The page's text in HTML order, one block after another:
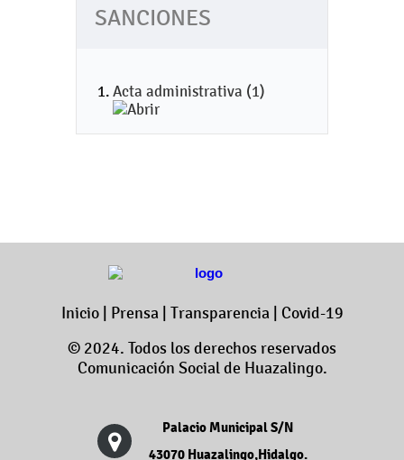
SANCIONES
Acta administrativa (1)
Inicio| Prensa Transparencia
Covid-19
© 2024. Todos los derechos reservados
Comunicación Social de Huazalingo.
Palacio Municipal S/N
43070 Huazalingo,Hidalgo.